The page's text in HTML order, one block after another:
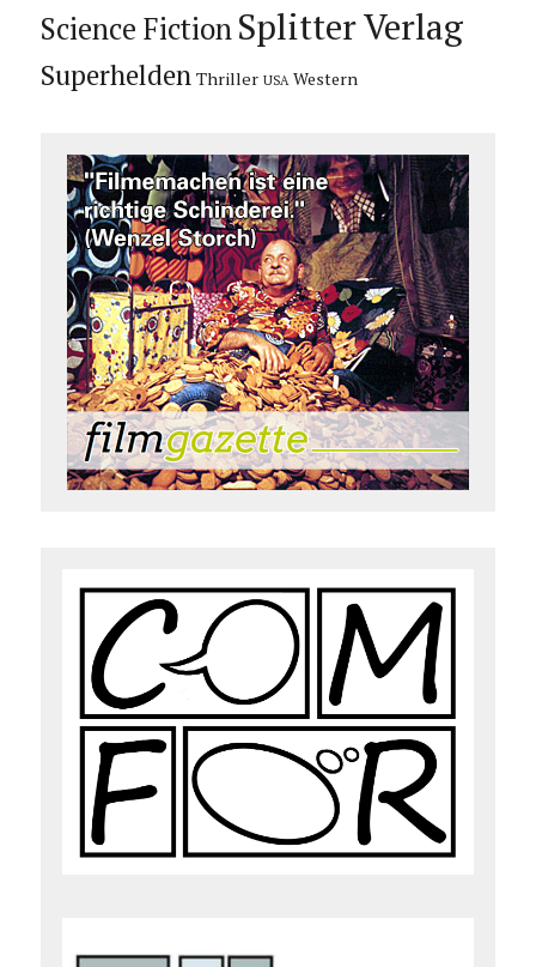
Science Fiction Splitter Verlag
Superhelden Thriller USA Western